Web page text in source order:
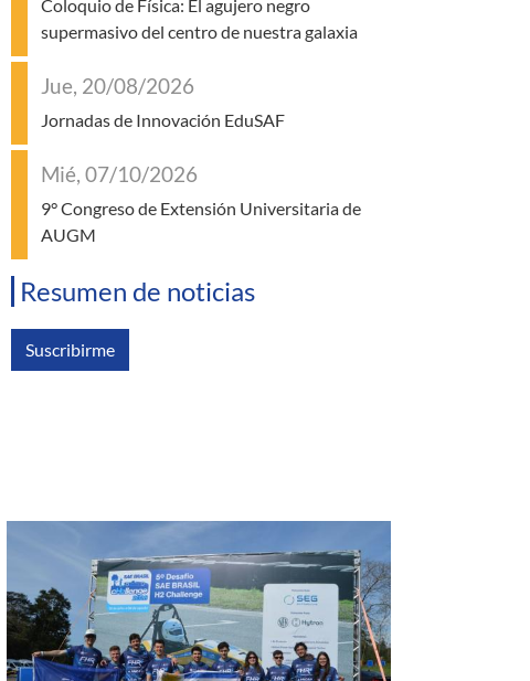
Coloquio de Física: El agujero negro
supermasivo del centro de nuestra galaxia
Jue, 20/08/2026
Jornadas de Innovación EduSAF
Mié, 07/10/2026
9° Congreso de Extensión Universitaria de
AUGM
Resumen de noticias
Suscribirme